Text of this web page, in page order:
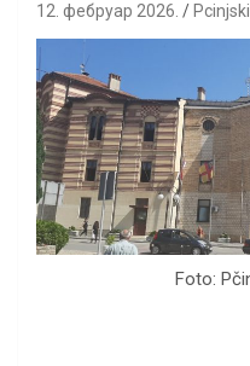
12. фебруар 2026.
Foto: